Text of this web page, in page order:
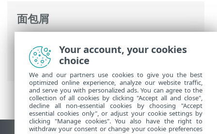
面包屑
高级设置
>扫描 >HIPS – 主机入侵防御系
>HIPS 规则管理
Your account, your cookies
choice
We and our partners use cookies to give you the best
optimized online experience, analyze our website traffic,
and serve you with personalized ads. You can agree to the
collection of all cookies by clicking "Accept all and close",
decline all non-essential cookies by choosing "Accept
essential cookies only", or adjust your cookie settings by
clicking "Manage cookies". You also have the right to
withdraw your consent or change your cookie preferences